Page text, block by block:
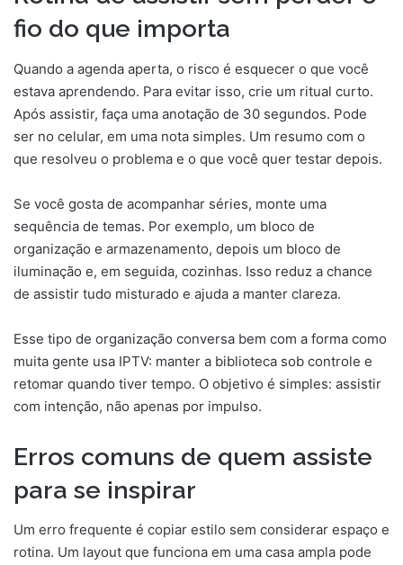
fio do que importa
Quando a agenda aperta, o risco é esquecer o que você
estava aprendendo. Para evitar isso, crie um ritual curto.
Após assistir, faça uma anotação de 30 segundos. Pode
ser no celular, em uma nota simples. Um resumo com o
que resolveu o problema e o que você quer testar depois.
Se você gosta de acompanhar séries, monte uma
sequência de temas. Por exemplo, um bloco de
organização e armazenamento, depois um bloco de
iluminação e, em seguida, cozinhas. Isso reduz a chance
de assistir tudo misturado e ajuda a manter clareza.
Esse tipo de organização conversa bem com a forma como
muita gente usa IPTV: manter a biblioteca sob controle e
retomar quando tiver tempo. O objetivo é simples: assistir
com intenção, não apenas por impulso.
Erros comuns de quem assiste
para se inspirar
Um erro frequente é copiar estilo sem considerar espaço e
rotina. Um layout que funciona em uma casa ampla pode